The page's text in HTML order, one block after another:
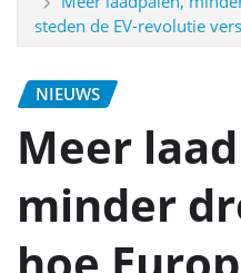
steden de EV‑revolutie
NIEUWS
Meer
minder